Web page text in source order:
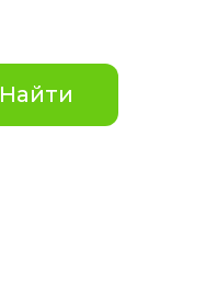
Найти